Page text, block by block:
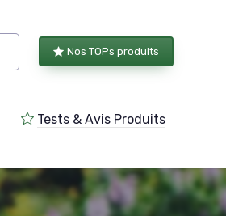
Nos TOPs produits
Tests & Avis Produits